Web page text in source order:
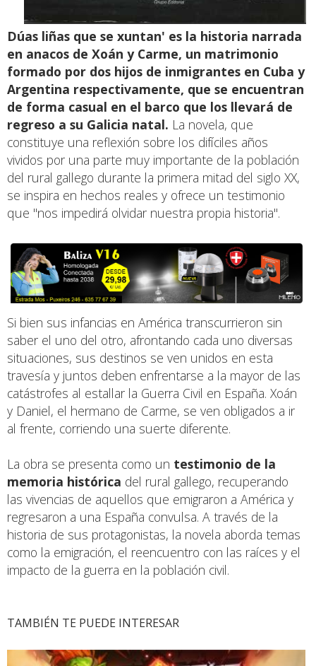
Dúas liñas que se xuntan' es la historia narrada
en anacos de Xoán y Carme, un matrimonio
formado por dos hijos de inmigrantes en Cuba y
Argentina respectivamente, que se encuentran
de forma casual en el barco que los llevará de
regreso a su Galicia natal. La novela, que
constituye una reflexión sobre los difíciles años
vividos por una parte muy importante de la población
del rural gallego durante la primera mitad del siglo XX,
se inspira en hechos reales y ofrece un testimonio
que "nos impedirá olvidar nuestra propia historia".
Si bien sus infancias en América transcurrieron sin
saber el uno del otro, afrontando cada uno diversas
situaciones, sus destinos se ven unidos en esta
travesía y juntos deben enfrentarse a la mayor de las
catástrofes al estallar la Guerra Civil en España. Xoán
y Daniel, el hermano de Carme, se ven obligados a ir
al frente, corriendo una suerte diferente.
La obra se presenta como un testimonio de la
memoria histórica del rural gallego, recuperando
las vivencias de aquellos que emigraron a América y
regresaron a una España convulsa. A través de la
historia de sus protagonistas, la novela aborda temas
como la emigración, el reencuentro con las raíces y el
impacto de la guerra en la población civil.
TAMBIÉN TE PUEDE INTERESAR